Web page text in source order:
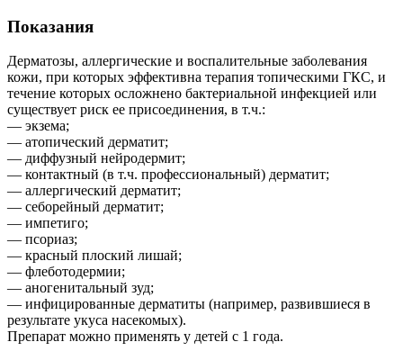
Показания
Дерматозы, аллергические и воспалительные заболевания
кожи, при которых эффективна терапия топическими ГКС, и
течение которых осложнено бактериальной инфекцией или
существует риск ее присоединения, в т.ч.:
— экзема;
— атопический дерматит;
— диффузный нейродермит;
— контактный (в т.ч. профессиональный) дерматит;
— аллергический дерматит;
— себорейный дерматит;
— импетиго;
— псориаз;
— красный плоский лишай;
— флеботодермии;
— аногенитальный зуд;
— инфицированные дерматиты (например, развившиеся в
результате укуса насекомых).
Препарат можно применять у детей с 1 года.